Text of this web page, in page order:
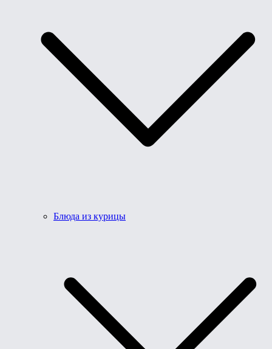
Блюда из курицы